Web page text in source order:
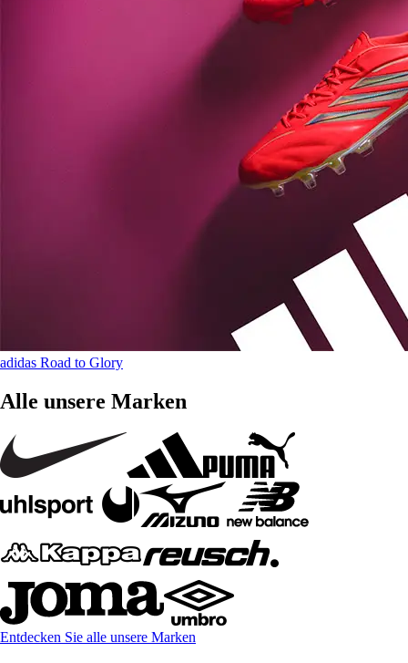
adidas Road to Glory
Alle unsere Marken
Entdecken Sie alle unsere Marken